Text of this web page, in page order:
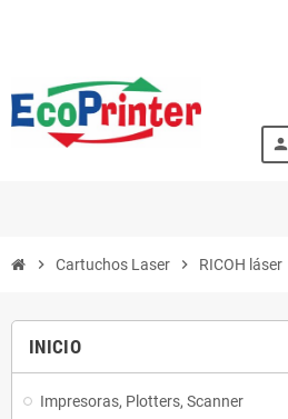
person
chevron_right Cartuchos Laser chevron_right RICOH láser
INICIO
Impresoras, Plotters, Scanner